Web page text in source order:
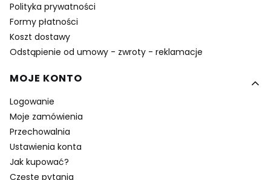
Polityka prywatności
Formy płatności
Koszt dostawy
Odstąpienie od umowy - zwroty - reklamacje
MOJE KONTO
Logowanie
Moje zamówienia
Przechowalnia
Ustawienia konta
Jak kupować?
Częste pytania